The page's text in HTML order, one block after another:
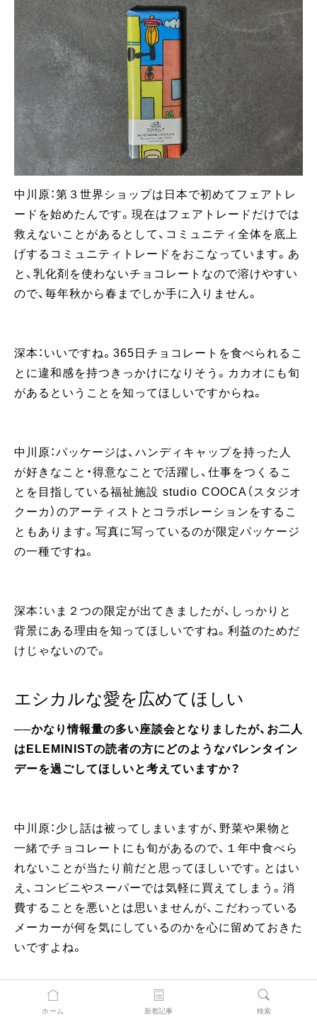
中川原：第３世界ショップは日本で初めてフェアトレ
ードを始めたんです。現在はフェアトレードだけでは
救えないことがあるとして、コミュニティ全体を底上
げするコミュニティトレードをおこなっています。あ
と、乳化剤を使わないチョコレートなので溶けやすい
ので、毎年秋から春までしか手に入りません。
深本：いいですね。365日チョコレートを食べられるこ
とに違和感を持つきっかけになりそう。カカオにも旬
があるということを知ってほしいですからね。
中川原：パッケージは、ハンディキャップを持った人
が好きなこと・得意なことで活躍し、仕事をつくるこ
とを目指している福祉施設 studio COOCA（スタジオ
クーカ）のアーティストとコラボレーションをするこ
ともあります。写真に写っているのが限定パッケージ
の一種ですね。
深本：いま２つの限定が出てきましたが、しっかりと
背景にある理由を知ってほしいですね。利益のためだ
けじゃないので。
エシカルな愛を広めてほしい
──かなり情報量の多い座談会となりましたが、お二人
はELEMINISTの読者の方にどのようなバレンタイン
デーを過ごしてほしいと考えていますか？
中川原：少し話は被ってしまいますが、野菜や果物と
一緒でチョコレートにも旬があるので、１年中食べら
れないことが当たり前だと思ってほしいです。とはい
え、コンビニやスーパーでは気軽に買えてしまう。消
費することを悪いとは思いませんが、こだわっている
メーカーが何を気にしているのかを心に留めておきた
いですよね。
バレンタインデーにチョコレートを買うとするなら、
生産者のことを本気で考えている商品をオススメしま
ホーム 新着記事 検索